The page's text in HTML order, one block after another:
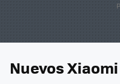
Nuevos Xiaomi